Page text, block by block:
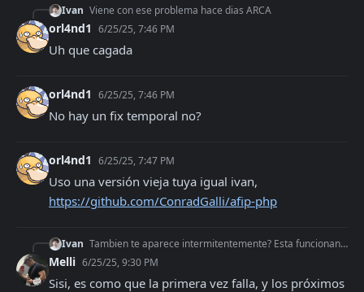
Ivan Viene con ese problema hace dias ARCA
orl4nd1 6/25/25, 7:46 PM
Uh que cagada
orl4nd1 6/25/25, 7:46 PM
No hay un fix temporal no?
orl4nd1 6/25/25, 7:47 PM
https://github.com/ConradGalli/afip-php
Ivan Tambien te aparece intermitentemente? Esta funcionando asi intermitente
Melli 6/25/25, 9:30 PM
Sisi, es como que la primera vez falla, y los próximos